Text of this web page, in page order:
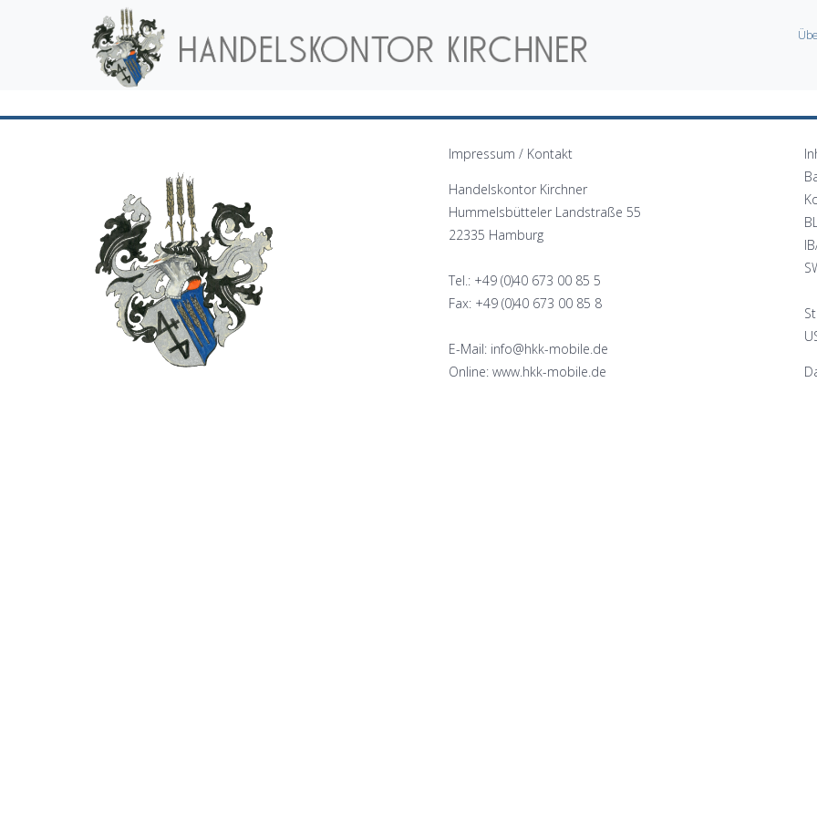
Impressum / Kontakt
Handelskontor Kirchner
Hummelsbütteler Landstraße 55
22335 Hamburg
Tel.: +49 (0)40 673 00 85 5
Fax: +49 (0)40 673 00 85 8
E-Mail: info@hkk-mobile.de
Online: www.hkk-mobile.de